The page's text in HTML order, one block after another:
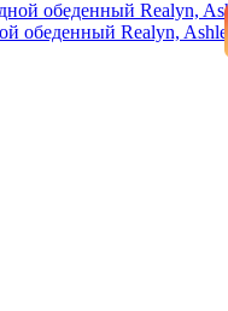
обеденный Realyn,